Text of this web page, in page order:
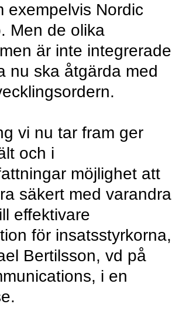
exempelvis Nordic
Men de olika
är inte
nu ska åtgärda med
vi nu tar fram ger
och i
möjlighet att
säkert med varandra
effektivare
för insatsstyrkorna,
Bertilsson, vd på
i en